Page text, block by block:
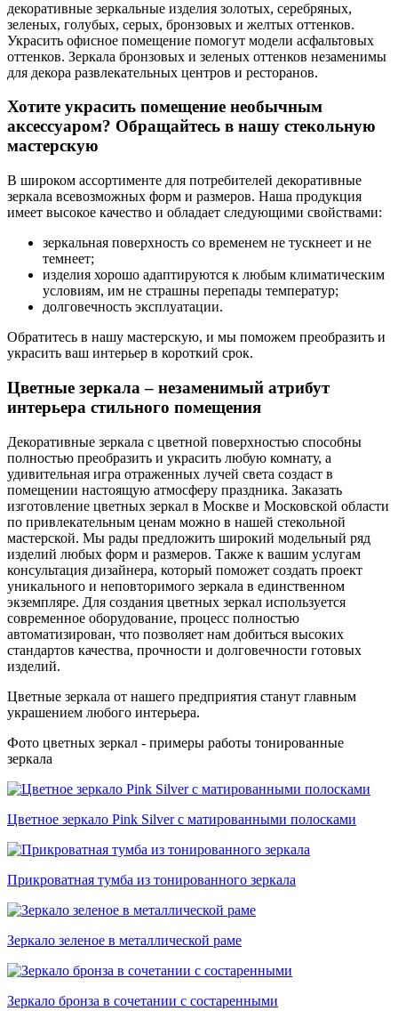
декоративные зеркальные изделия золотых, серебряных,
зеленых, голубых, серых, бронзовых и желтых оттенков.
Украсить офисное помещение помогут модели асфальтовых
оттенков. Зеркала бронзовых и зеленых оттенков незаменимы
для декора развлекательных центров и ресторанов.
Хотите украсить помещение необычным
аксессуаром? Обращайтесь в нашу стекольную
мастерскую
В широком ассортименте для потребителей декоративные
зеркала всевозможных форм и размеров. Наша продукция
имеет высокое качество и обладает следующими свойствами:
зеркальная поверхность со временем не тускнеет и не
темнеет;
изделия хорошо адаптируются к любым климатическим
условиям, им не страшны перепады температур;
долговечность эксплуатации.
Обратитесь в нашу мастерскую, и мы поможем преобразить и
украсить ваш интерьер в короткий срок.
Цветные зеркала – незаменимый атрибут
интерьера стильного помещения
Декоративные зеркала с цветной поверхностью способны
полностью преобразить и украсить любую комнату, а
удивительная игра отраженных лучей света создаст в
помещении настоящую атмосферу праздника. Заказать
изготовление цветных зеркал в Москве и Московской области
по привлекательным ценам можно в нашей стекольной
мастерской. Мы рады предложить широкий модельный ряд
изделий любых форм и размеров. Также к вашим услугам
консультация дизайнера, который поможет создать проект
уникального и неповторимого зеркала в единственном
экземпляре. Для создания цветных зеркал используется
современное оборудование, процесс полностью
автоматизирован, что позволяет нам добиться высоких
стандартов качества, прочности и долговечности готовых
изделий.
Цветные зеркала от нашего предприятия станут главным
украшением любого интерьера.
Фото цветных зеркал - примеры работы тонированные
зеркала
Цветное зеркало Pink Silver с матированными полосками
Прикроватная тумба из тонированного зеркала
Зеркало зеленое в металлической раме
Зеркало бронза в сочетании с состаренными